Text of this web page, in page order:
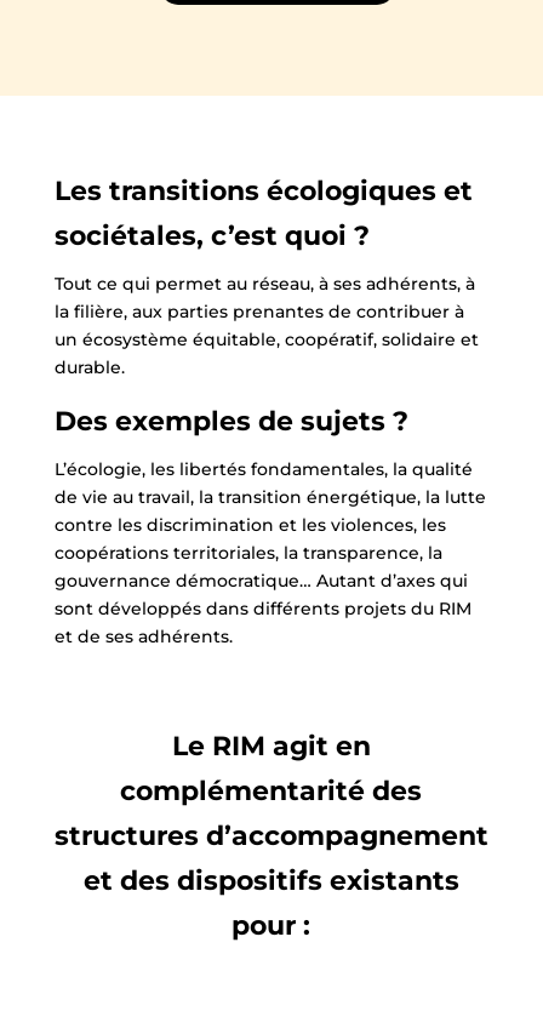
Les transitions écologiques et
sociétales, c’est quoi ?
Tout ce qui permet au réseau, à ses adhérents, à
la filière, aux parties prenantes de contribuer à
un écosystème équitable, coopératif, solidaire et
durable.
Des exemples de sujets ?
L’écologie, les libertés fondamentales, la qualité
de vie au travail, la transition énergétique, la lutte
contre les discrimination et les violences, les
coopérations territoriales, la transparence, la
gouvernance démocratique… Autant d’axes qui
sont développés dans différents projets du RIM
et de ses adhérents.
Le RIM agit en
complémentarité des
structures d’accompagnement
et des dispositifs existants
pour :